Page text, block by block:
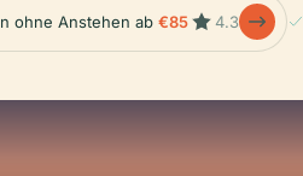
ohne Anstehen ab €85 4.3